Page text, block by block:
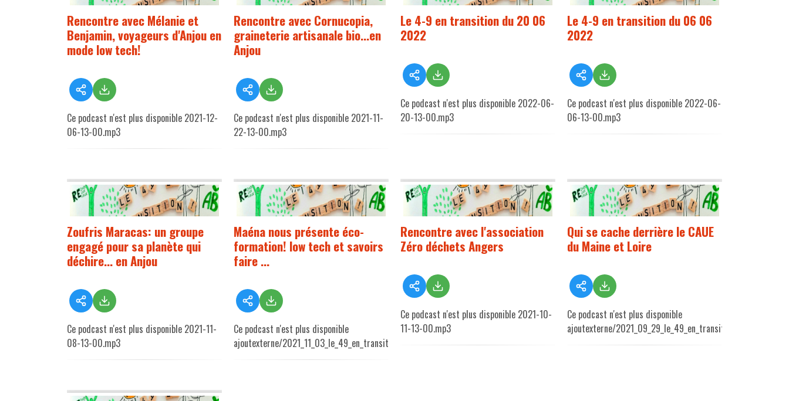
Rencontre avec Mélanie et
Benjamin, voyageurs d'Anjou en
mode low tech!
Ce podcast n'est plus disponible 2021-12-
06-13-00.mp3
Rencontre avec Cornucopia,
graineterie artisanale bio...en
Anjou
Ce podcast n'est plus disponible 2021-11-
22-13-00.mp3
Le 4-9 en transition du 20 06
2022
Ce podcast n'est plus disponible 2022-06-
20-13-00.mp3
Le 4-9 en transition du 06 06
2022
Ce podcast n'est plus disponible 2022-06-
06-13-00.mp3
Zoufris Maracas: un groupe
engagé pour sa planète qui
déchire... en Anjou
Ce podcast n'est plus disponible 2021-11-
08-13-00.mp3
Maéna nous présente éco-
formation! low tech et savoirs
faire ...
Ce podcast n'est plus disponible
ajoutexterne/2021_11_03_le_49_en_transition.mp3
Rencontre avec l'association
Zéro déchets Angers
Ce podcast n'est plus disponible 2021-10-
11-13-00.mp3
Qui se cache derrière le CAUE
du Maine et Loire
Ce podcast n'est plus disponible
ajoutexterne/2021_09_29_le_49_en_transition.mp3